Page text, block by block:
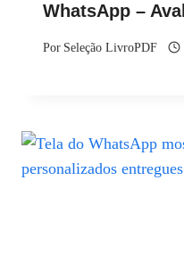
WhatsApp –
Por Seleção LivroPDF